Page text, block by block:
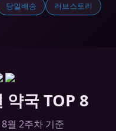
당일배송 러브스토리
약국 TOP 8
월 2주차 기준